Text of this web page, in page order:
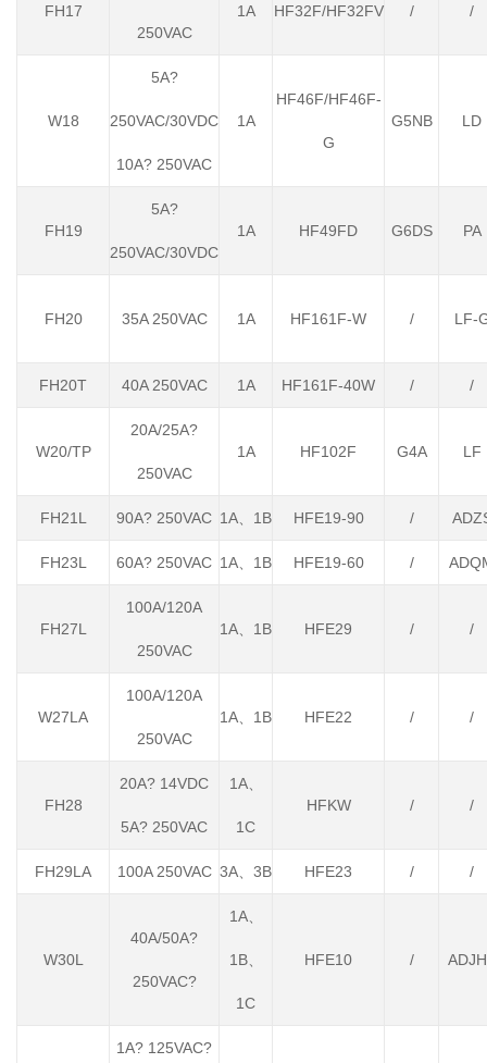
FH17
250VAC
1A HF32F/HF32FV / /
W18
5A?
250VAC/30VDC
10A? 250VAC
1A
HF46F/HF46F-
G
G5NB LD
FH19
5A?
250VAC/30VDC
1A HF49FD G6DS PA
FH20 35A 250VAC 1A HF161F-W / LF-
FH20T 40A 250VAC 1A HF161F-40W / /
W20/TP
20A/25A?
250VAC
1A HF102F G4A LF
FH21L 90A? 250VAC 1A、1B HFE19-90 /
FH23L 60A? 250VAC 1A、1B HFE19-60 /
FH27L
100A/120A
250VAC
1A、1B HFE29 / /
W27LA
100A/120A
250VAC
1A、1B HFE22 / /
FH28
20A? 14VDC
5A? 250VAC
1A、
1C
HFKW / /
FH29LA 100A 250VAC 3A、3B HFE23 / /
W30L
40A/50A?
250VAC?
1A、
1B、
1C
HFE10 /
1A? 125VAC?